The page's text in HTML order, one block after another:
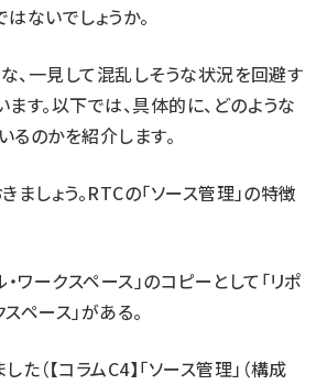
ないでしょうか。
、一見して混乱しそうな状況を回避す
す。以下では、具体的に、どのような
のかを紹介します。
ましょう。RTCの「ソース管理」の特徴
・ワークスペース」のコピーとして「リポ
ペース」がある。
た（【コラムC4】「ソース管理」（構成